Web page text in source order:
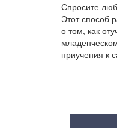
Спросите
Этот способ
о том, как
приучения к